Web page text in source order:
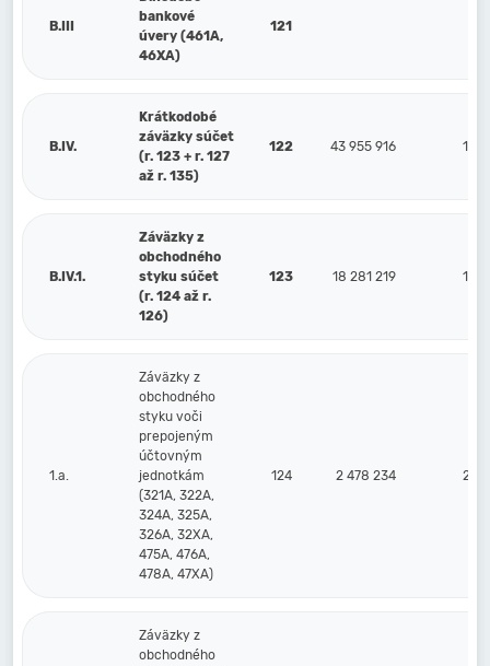
B.III
bankové
úvery (461A,
46XA)
121
B.IV.
Krátkodobé
záväzky súčet
(r. 123 + r. 127
až r. 135)
122 43 955 916 17
B.IV.1.
Záväzky z
obchodného
styku súčet
(r. 124 až r.
126)
123 18 281 219 17
1.a.
Záväzky z
obchodného
styku voči
prepojeným
účtovným
jednotkám
(321A, 322A,
324A, 325A,
326A, 32XA,
475A, 476A,
478A, 47XA)
124 2 478 234 2
Záväzky z
obchodného